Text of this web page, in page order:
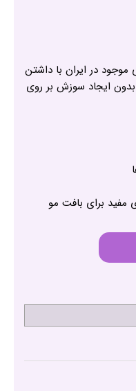
در ایران با داشتن
ایجاد سوزش بر روی
مفید برای بافت مو